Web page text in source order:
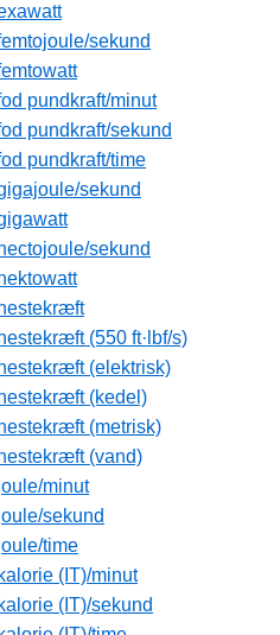
sekund
pundkraft/minut
pundkraft/sekund
pundkraft/time
sekund
sekund
(550 ft·lbf/s)
(elektrisk)
(kedel)
(metrisk)
(vand)
minut
sekund
time
(IT)/minut
(IT)/sekund